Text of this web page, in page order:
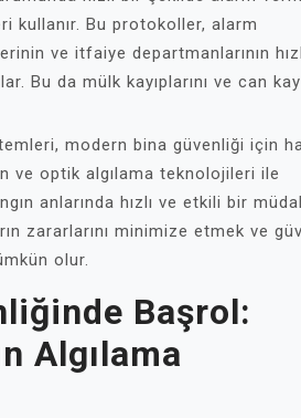
kullanır. Bu protokoller, alarm
ve itfaiye departmanlarının
Bu da mülk kayıplarını ve can
modern bina güvenliği için
ve optik algılama teknolojileri ile
anlarında hızlı ve etkili bir
zararlarını minimize etmek ve
olur.
Başrol:
Algılama